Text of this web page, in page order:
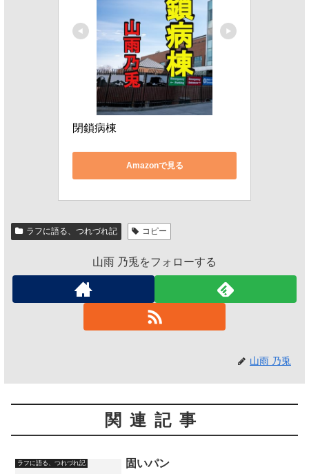
閉鎖病棟
Amazonで見る
ラフに語る、つれづれ記 コピー
山雨 乃兎をフォローする
山雨 乃兎
関連記事
ラフに語る、つれづれ記 固いパン